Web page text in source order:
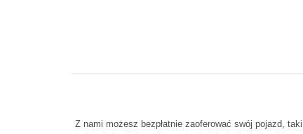
Z nami możesz bezpłatnie zaoferować swój pojazd,